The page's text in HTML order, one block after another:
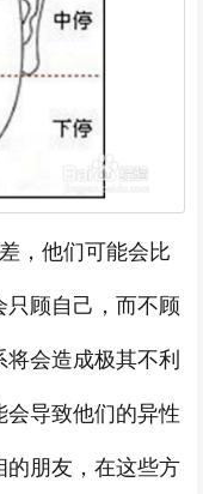
，他们可能会比
顾自己，而不顾
会造成极其不利
会导致他们的异性
的朋友，在这些方